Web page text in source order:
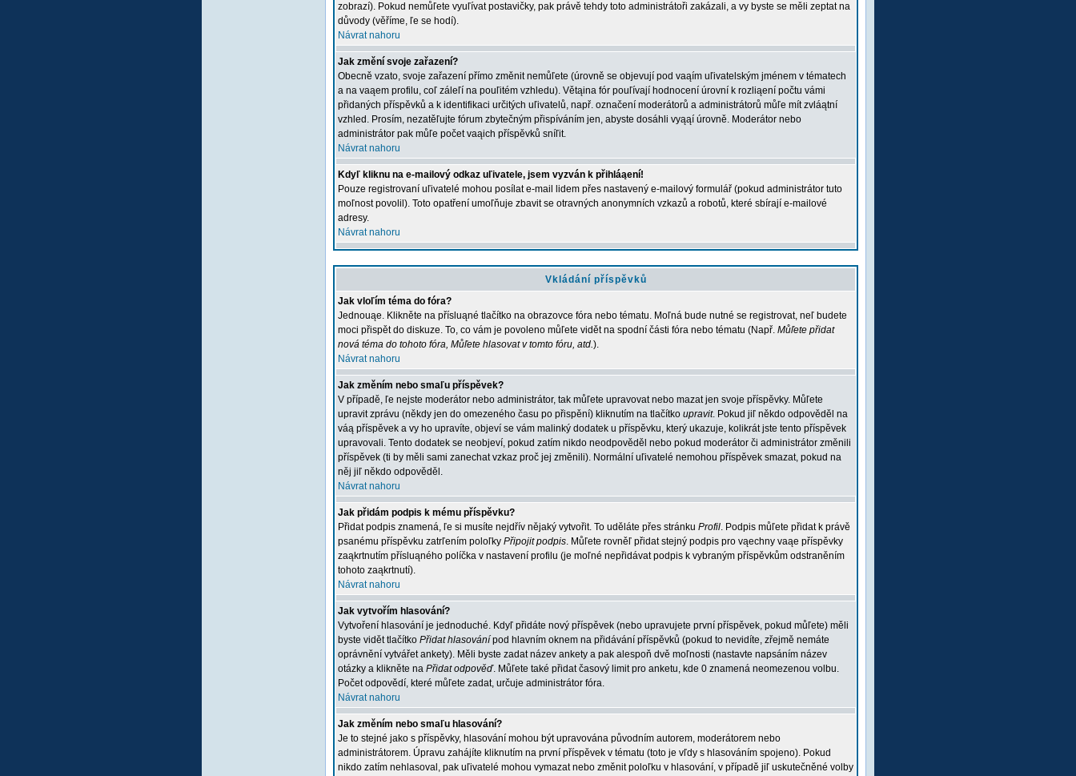
zobrazí). Pokud nemůľete vyuľívat postavičky, pak právě tehdy toto administrátoři zakázali, a vy byste se měli zeptat na
důvody (věříme, ľe se hodí).
Návrat nahoru
Jak změní svoje zařazení?
Obecně vzato, svoje zařazení přímo změnit nemůľete (úrovně se objevují pod vaąím uľivatelským jménem v tématech
a na vaąem profilu, coľ záleľí na pouľitém vzhledu). Větąina fór pouľívají hodnocení úrovní k rozliąení počtu vámi
přidaných příspěvků a k identifikaci určitých uľivatelů, např. označení moderátorů a administrátorů můľe mít zvláątní
vzhled. Prosím, nezatěľujte fórum zbytečným přispíváním jen, abyste dosáhli vyąąí úrovně. Moderátor nebo
administrátor pak můľe počet vaąich příspěvků sníľit.
Návrat nahoru
Kdyľ kliknu na e-mailový odkaz uľivatele, jsem vyzván k přihláąení!
Pouze registrovaní uľivatelé mohou posílat e-mail lidem přes nastavený e-mailový formulář (pokud administrátor tuto
moľnost povolil). Toto opatření umoľňuje zbavit se otravných anonymních vzkazů a robotů, které sbírají e-mailové
adresy.
Návrat nahoru
Vkládání příspěvků
Jak vloľím téma do fóra?
Jednouąe. Klikněte na přísluąné tlačítko na obrazovce fóra nebo tématu. Moľná bude nutné se registrovat, neľ budete
moci přispět do diskuze. To, co vám je povoleno můľete vidět na spodní části fóra nebo tématu (Např. Můľete přidat
nová téma do tohoto fóra, Můľete hlasovat v tomto fóru, atd.).
Návrat nahoru
Jak změním nebo smaľu příspěvek?
V případě, ľe nejste moderátor nebo administrátor, tak můľete upravovat nebo mazat jen svoje příspěvky. Můľete
upravit zprávu (někdy jen do omezeného času po přispění) kliknutím na tlačítko upravit. Pokud jiľ někdo odpověděl na
váą příspěvek a vy ho upravíte, objeví se vám malinký dodatek u příspěvku, který ukazuje, kolikrát jste tento příspěvek
upravovali. Tento dodatek se neobjeví, pokud zatím nikdo neodpověděl nebo pokud moderátor či administrátor změnili
příspěvek (ti by měli sami zanechat vzkaz proč jej změnili). Normální uľivatelé nemohou příspěvek smazat, pokud na
něj jiľ někdo odpověděl.
Návrat nahoru
Jak přidám podpis k mému příspěvku?
Přidat podpis znamená, ľe si musíte nejdřív nějaký vytvořit. To uděláte přes stránku Profil. Podpis můľete přidat k právě
psanému příspěvku zatrľením poloľky Připojit podpis. Můľete rovněľ přidat stejný podpis pro vąechny vaąe příspěvky
zaąkrtnutím přísluąného políčka v nastavení profilu (je moľné nepřidávat podpis k vybraným příspěvkům odstraněním
tohoto zaąkrtnutí).
Návrat nahoru
Jak vytvořím hlasování?
Vytvoření hlasování je jednoduché. Kdyľ přidáte nový příspěvek (nebo upravujete první příspěvek, pokud můľete) měli
byste vidět tlačítko Přidat hlasování pod hlavním oknem na přidávání příspěvků (pokud to nevidíte, zřejmě nemáte
oprávnění vytvářet ankety). Měli byste zadat název ankety a pak alespoň dvě moľnosti (nastavte napsáním název
otázky a klikněte na Přidat odpověď. Můľete také přidat časový limit pro anketu, kde 0 znamená neomezenou volbu.
Počet odpovědí, které můľete zadat, určuje administrátor fóra.
Návrat nahoru
Jak změním nebo smaľu hlasování?
Je to stejné jako s příspěvky, hlasování mohou být upravována původním autorem, moderátorem nebo
administrátorem. Úpravu zahájíte kliknutím na první příspěvek v tématu (toto je vľdy s hlasováním spojeno). Pokud
nikdo zatím nehlasoval, pak uľivatelé mohou vymazat nebo změnit poloľku v hlasování, v případě jiľ uskutečněné volby